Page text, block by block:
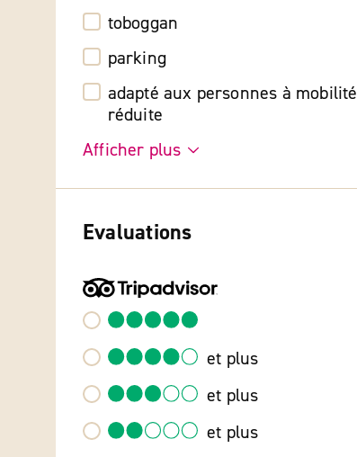
toboggan
parking
adapté aux personnes à mobilité
réduite
Afficher plus
Evaluations
et plus
et plus
et plus